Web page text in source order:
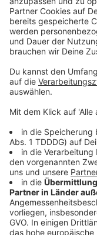
Sport